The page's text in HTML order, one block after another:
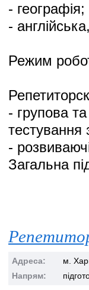
- географія;
-
Режим
- групова
тестування
-
Загальна
Адреса:
м.
Напрям: